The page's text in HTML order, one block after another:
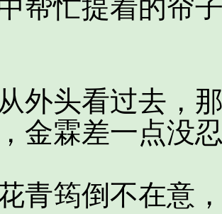
帮忙提着的帘
头看过去，那
金霖差一点没
筠倒不在意，